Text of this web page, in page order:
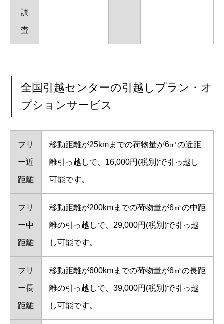
調
査
全国引越センターの引越しプラン・オ
プションサービス
フリ
ー近
距離
移動距離が25kmまでの荷物量が6㎥の近距
離引っ越しで、16,000円(税別)で引っ越し
可能です。
フリ
ー中
距離
移動距離が200kmまでの荷物量が6㎥の中距
離の引っ越しで、29,000円(税別)で引っ越
し可能です。
フリ
ー長
距離
移動距離が600kmまでの荷物量が6㎥の長距
離の引っ越しで、39,000円(税別)で引っ越
し可能です。